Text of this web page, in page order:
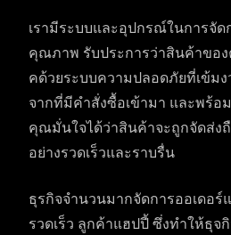
เรามีระบบและอุปกรณ์ในการจั
คุณภาพ รับประการว่าสินค้าขอ
คด้วยระบบความปลอดภัยที่เข้มง
จากที่มีคำสั่งซื้อเข้ามา และพร้อ
คุณมั่นใจได้ว่าสินค้าจะถูกจัดส่ง
อย่างรวดเร็วและราบรื่น
ธุรกิจจำนวนมากจัดการออเดอร์
รวดเร็ว ลูกค้าแฮปปี้ ซึ่งทำให้ธุจ